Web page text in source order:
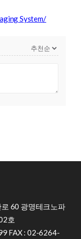
System/
60 광명테크노파
호
FAX : 02-6264-